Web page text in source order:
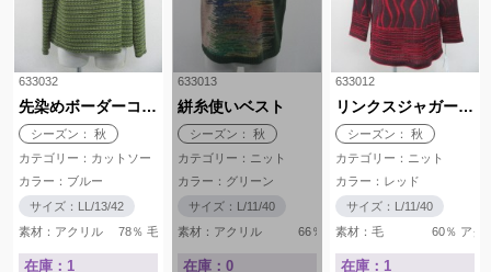
633032
先染めボーダーコンシール付きカットソー
シーズン： 秋
カテゴリー：カットソー
カラー：ブルー
サイズ：LL/13/42
素材：アクリル 78％ 毛 20％ ナイロン 1％ ポリウレタン
在庫：1
633013
絣糸使いベスト
シーズン： 秋
カテゴリー：ニット
カラー：グリーン
サイズ：L/11/40
素材：アクリル 66％ 毛 26％ ナイロ
在庫：0
633012
リンクスジャガードボトルネック
シーズン： 秋
カテゴリー：ニット
カラー：レッド
サイズ：L/11/40
素材：毛 60％ アク
在庫：1